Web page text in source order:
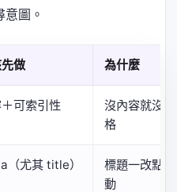
圖。
做 為什麼
可索引性
沒內容就沒
格
（尤其 title）
標題一改點
動